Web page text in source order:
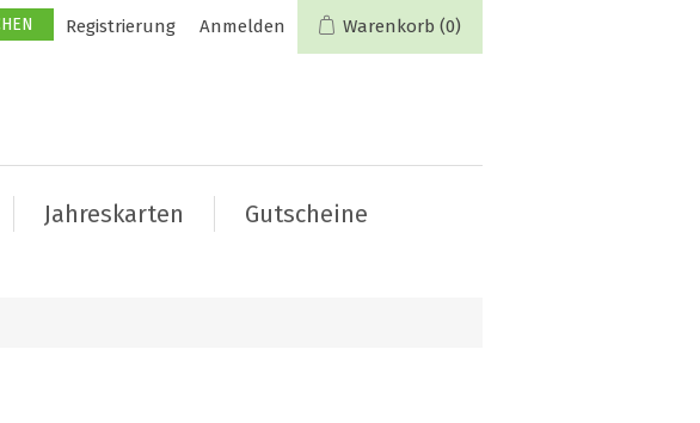
Registrierung Anmelden Warenkorb (0)
Jahreskarten Gutscheine